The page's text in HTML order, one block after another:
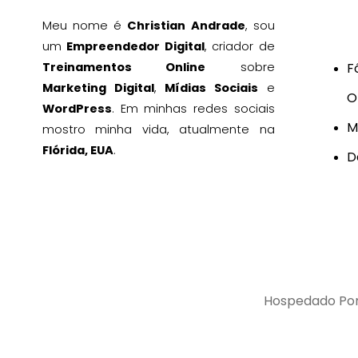
Meu nome é Christian Andrade, sou
um Empreendedor Digital, criador de
Treinamentos Online sobre
Marketing Digital, Mídias Sociais e
WordPress. Em minhas redes sociais
mostro minha vida, atualmente na
Flórida, EUA.
Hospedado